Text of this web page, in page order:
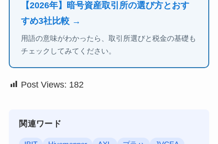
【2026年】暗号資産取引所の選び方とおす
すめ3社比較 →
用語の意味がわかったら、取引所選びと税金の基礎も
チェックしてみてください。
Post Views: 182
関連ワード